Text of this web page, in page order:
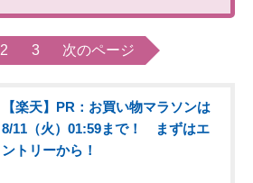
2 3 次のページ
【楽天】PR：お買い物マラソンは
8/11（火）01:59まで！ まずはエ
ントリーから！